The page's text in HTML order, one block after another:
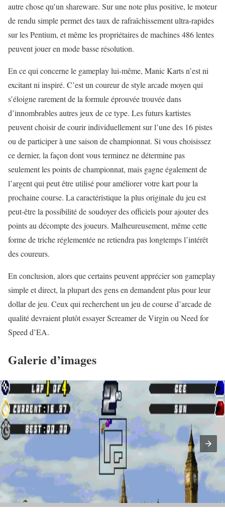
autre chose qu’un shareware. Sur une note plus positive, le moteur
de rendu simple permet des taux de rafraîchissement ultra-rapides
sur les Pentium, et même les propriétaires de machines 486 lentes
peuvent jouer en mode basse résolution.
En ce qui concerne le gameplay lui-même, Manic Karts n’est ni
excitant ni inspiré. C’est un coureur de style arcade moyen qui
s’éloigne rarement de la formule éprouvée trouvée dans
d’innombrables autres jeux de ce type. Les futurs kartistes
peuvent choisir de courir individuellement sur l’une des 16 pistes
ou de participer à une saison de championnat. Si vous choisissez
ce dernier, la façon dont vous terminez ne détermine pas
seulement les points de championnat, mais gagne également de
l’argent qui peut être utilisé pour améliorer votre kart pour la
prochaine course. La caractéristique la plus originale du jeu est
peut-être la possibilité de soudoyer des officiels pour ajouter des
points au décompte des joueurs. Malheureusement, même cette
forme de triche réglementée ne retiendra pas longtemps l’intérêt
des coureurs.
En conclusion, alors que certains peuvent apprécier son gameplay
simple et direct, la plupart des gens en demandent plus pour leur
dollar de jeu. Ceux qui recherchent un jeu de course d’arcade de
qualité devraient plutôt essayer Screamer de Virgin ou Need for
Speed ​​d’EA.
Galerie d’images